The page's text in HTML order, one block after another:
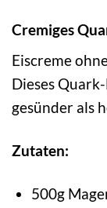
Cremiges
Eiscreme
Dieses
gesünder als
Zutaten:
500g